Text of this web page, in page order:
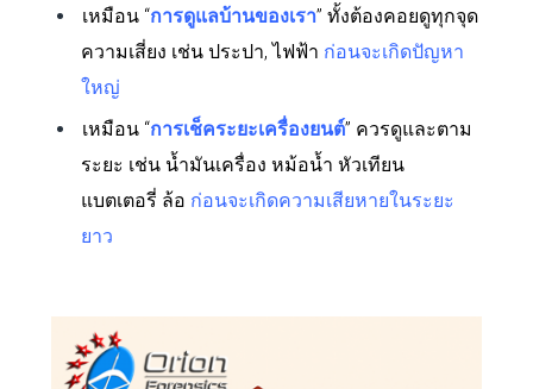
เหมือน “การดูแลบ้านของเรา” ทั้งต้องคอยดูทุกจุด
ความเสี่ยง เช่น ประปา, ไฟฟ้า ก่อนจะเกิดปัญหา
ใหญ่
เหมือน “การเช็คระยะเครื่องยนต์” ควรดูและตาม
ระยะ เช่น น้ำมันเครื่อง หม้อน้ำ หัวเทียน
แบตเตอรี่ ล้อ ก่อนจะเกิดความเสียหายในระยะ
ยาว